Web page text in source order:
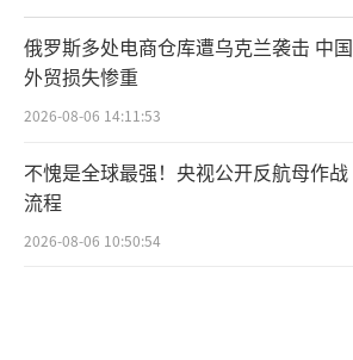
俄罗斯多处电商仓库遭乌克兰袭击 中国
外贸损失惨重
2026-08-06 14:11:53
不愧是全球最强！央视公开反航母作战
流程
2026-08-06 10:50:54